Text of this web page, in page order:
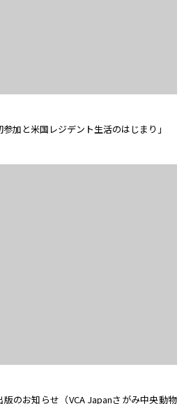
加と米国レジデント生活のはじまり」
版のお知らせ（VCA Japanさがみ中央動物